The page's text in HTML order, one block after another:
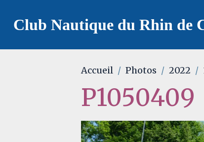
Club Nautique du Rhin de
Accueil Photos 2022
P1050409